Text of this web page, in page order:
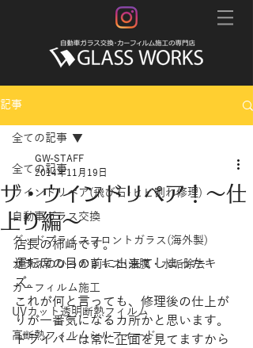
記事
全ての記事
ウインドリペア(飛び石･ヒビ割れ修理)
自動車ガラス交換
グッドプライスフロントガラス(海外製)
ガラスのひっかきキズ･油膜・水垢除去
カーフィルム施工
UVカット透明断熱フィルム
高断熱フィルムシルフィード
全ての記事
ザ・ウインドリペア！～仕
上り編～
GW-STAFF
2014年11月19日
店長の柿﨑です。
運転席の目の前に出来てしまったキ
ズ。
これが何と言っても、修理後の仕上が
りが一番気になるカ所かと思います。
ドライバーは常に正面を見てますから